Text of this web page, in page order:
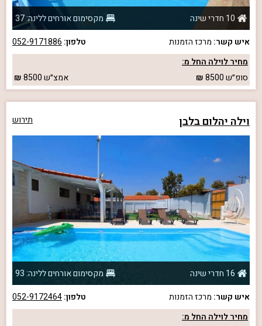
10 חדרי שינה
מקסימום אורחים ללינה: 37
איש קשר: מרכז הזמנות טלפון: 052-9171886
מחיר לוילה החל מ:
סופ״ש8500 אמצ״ש8500
וילה יהלום בלבן תירוש
16 חדרי שינה
מקסימום אורחים ללינה: 93
איש קשר: מרכז הזמנות טלפון:052-9172464
מחיר לוילה החל מ: